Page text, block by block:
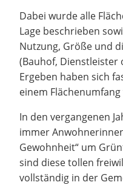
Dabei wurde alle
Lage beschrieben
Nutzung, Größe und
(Bauhof,
Ergeben haben sich
einem
In den vergangenen
immer
Gewohnheit“ um
sind diese tollen
vollständig in der